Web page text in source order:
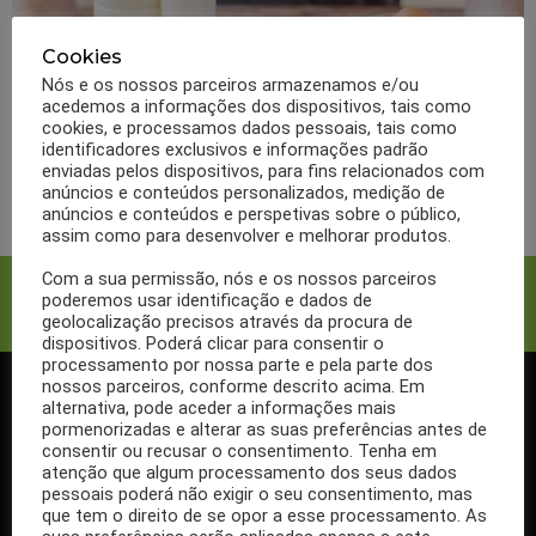
Excesso de proteína: quais
os riscos para a saúde?
LER MAIS
Facebook Twitter
SIGA-NOS NO FACEBOOK
Cookies
Nós e os nossos parceiros armazenamos e/ou
acedemos a informações dos dispositivos, tais como
cookies, e processamos dados pessoais, tais como
identificadores exclusivos e informações padrão
enviadas pelos dispositivos, para fins relacionados com
anúncios e conteúdos personalizados, medição de
anúncios e conteúdos e perspetivas sobre o público,
assim como para desenvolver e melhorar produtos.
Com a sua permissão, nós e os nossos parceiros
poderemos usar identificação e dados de
geolocalização precisos através da procura de
dispositivos. Poderá clicar para consentir o
processamento por nossa parte e pela parte dos
nossos parceiros, conforme descrito acima. Em
alternativa, pode aceder a informações mais
pormenorizadas e alterar as suas preferências antes de
consentir ou recusar o consentimento. Tenha em
atenção que algum processamento dos seus dados
pessoais poderá não exigir o seu consentimento, mas
que tem o direito de se opor a esse processamento. As